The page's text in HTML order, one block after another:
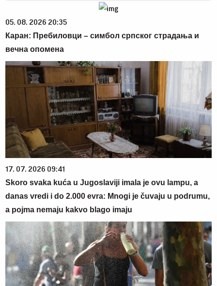
05. 08. 2026 20:35
Каран: Пребиловци – симбол српског страдања и
вечна опомена
17. 07. 2026 09:41
Skoro svaka kuća u Jugoslaviji imala je ovu lampu, a
danas vredi i do 2.000 evra: Mnogi je čuvaju u podrumu,
a pojma nemaju kakvo blago imaju